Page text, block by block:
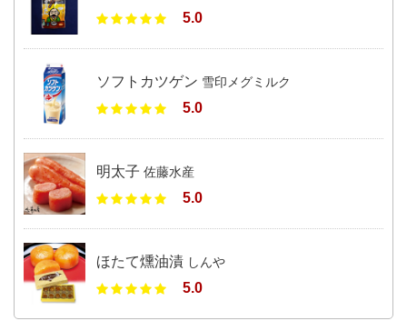
5.0
ソフトカツゲン 雪印メグミルク
5.0
明太子 佐藤水産
5.0
ほたて燻油漬 しんや
5.0